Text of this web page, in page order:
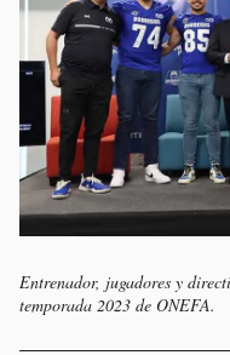
Entrenador, jugadores y
temporada 2023 de ONEFA.